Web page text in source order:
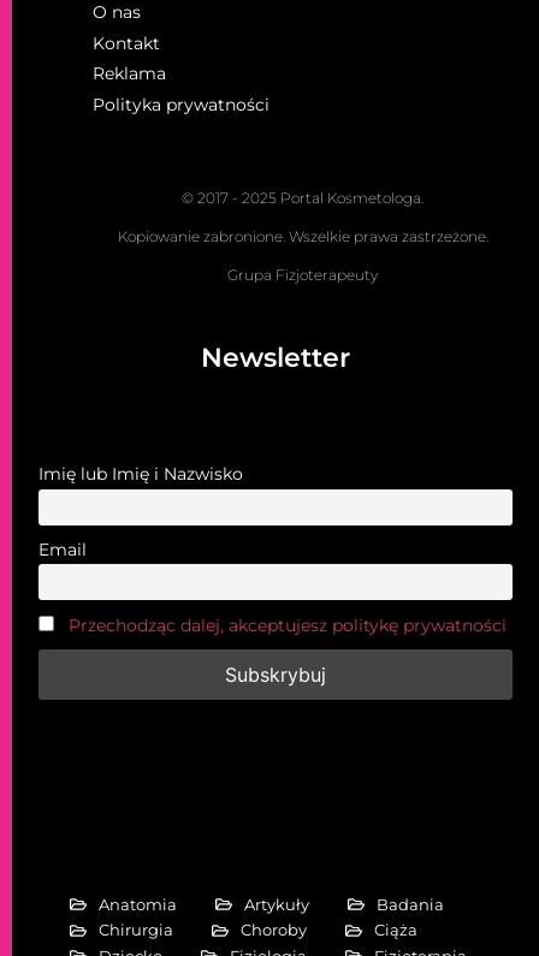
O nas
Kontakt
Reklama
Polityka prywatności
© 2017 - 2025 Portal Kosmetologa.
Kopiowanie zabronione. Wszelkie prawa zastrzeżone.
Grupa Fizjoterapeuty
Newsletter
Imię lub Imię i Nazwisko
Email
Przechodząc dalej, akceptujesz politykę prywatności
Anatomia Artykuły
Badania
Chirurgia
Choroby
Ciąża